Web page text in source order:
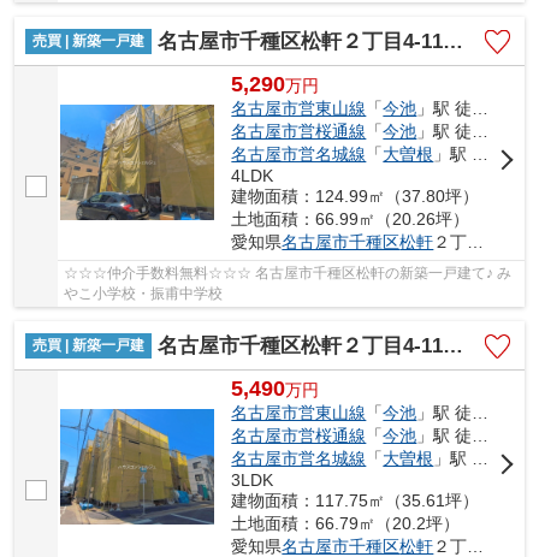
売買 | 新築一戸建 名古屋市千種区松軒２丁目4-11【仲介手数料無料】新築一戸建て 1号棟
5,290万円
名古屋市営東山線 「今池 」駅 徒歩17分
名古屋市営桜通線 「今池 」駅 徒歩17分
名古屋市営名城線 「大曽根 」駅 徒歩20分
4LDK
建物面積：124.99㎡（37.80坪）
土地面積：66.99㎡（20.26坪）
愛知県名古屋市千種区松軒２丁目4-11
☆☆☆仲介手数料無料☆☆☆ 名古屋市千種区松軒の新築一戸建て♪ み
やこ小学校・振甫中学校
売買 | 新築一戸建 名古屋市千種区松軒２丁目4-11【仲介手数料無料】新築一戸建て 2号棟
5,490万円
名古屋市営東山線 「今池 」駅 徒歩17分
名古屋市営桜通線 「今池 」駅 徒歩17分
名古屋市営名城線 「大曽根 」駅 徒歩20分
3LDK
建物面積：117.75㎡（35.61坪）
土地面積：66.79㎡（20.2坪）
愛知県名古屋市千種区松軒２丁目4-11